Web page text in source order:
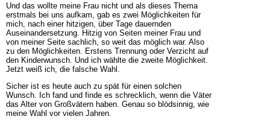
Und das wollte meine Frau nicht und als dieses Thema
erstmals bei uns aufkam, gab es zwei Möglichkeiten für
mich, nach einer hitzigen, über Tage dauernden
Auseinandersetzung. Hitzig von Seiten meiner Frau und
von meiner Seite sachlich, so weit das möglich war. Also
zu den Möglichkeiten. Erstens Trennung oder Verzicht auf
den Kinderwunsch. Und ich wählte die zweite Möglichkeit.
Jetzt weiß ich, die falsche Wahl.
Sicher ist es heute auch zu spät für einen solchen
Wunsch. Ich fand und finde es schrecklich, wenn die Väter
das Alter von Großvätern haben. Genau so blödsinnig, wie
meine Wahl vor vielen Jahren.